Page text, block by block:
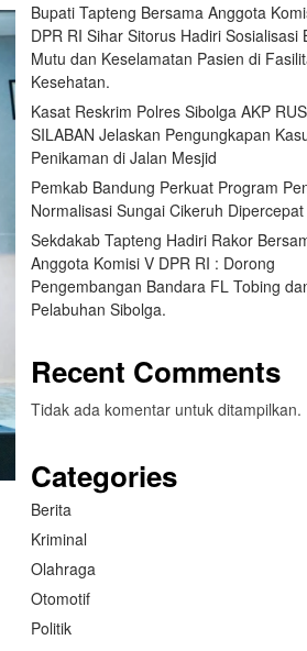
Bupati Tapteng Bersama Anggota
DPR RI Sihar Sitorus Hadiri Sosialisasi
Mutu dan Keselamatan Pasien di
Kesehatan.
Kasat Reskrim Polres Sibolga AKP
SILABAN Jelaskan Pengungkapan
Penikaman di Jalan Mesjid
Pemkab Bandung Perkuat Program
Normalisasi Sungai Cikeruh Dipercepat
Sekdakab Tapteng Hadiri Rakor
Anggota Komisi V DPR RI : Dorong
Pengembangan Bandara FL Tobing
Pelabuhan Sibolga.
Recent Comments
Tidak ada komentar untuk ditampilkan.
Categories
Berita
Kriminal
Olahraga
Otomotif
Politik